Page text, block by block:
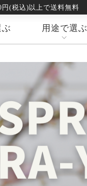
円(税込)以上で送料無料
用途で選ぶ